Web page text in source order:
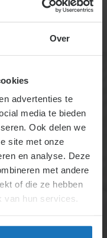
Over
advertenties te
media te bieden
Ook delen we
site met onze
en analyse. Deze
met andere
of die ze hebben
hun services.
loon kan een